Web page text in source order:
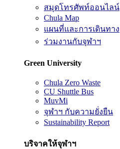
สมุดโทรศัพท์ออนไลน์
Chula Map
แผนที่และการเดินทาง
ร่วมงานกับจุฬาฯ
Green University
Chula Zero Waste
CU Shuttle Bus
MuvMi
จุฬาฯ กับความยั่งยืน
Sustainability Report
บริจาคให้จุฬาฯ